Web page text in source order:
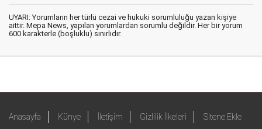
UYARI: Yorumların her türlü cezai ve hukuki sorumluluğu yazan kişiye
aittir. Mepa News, yapılan yorumlardan sorumlu değildir. Her bir yorum
600 karakterle (boşluklu) sınırlıdır.
Anasayfa Künye İletişim Gizlilik İlkeleri Sitene Ekle